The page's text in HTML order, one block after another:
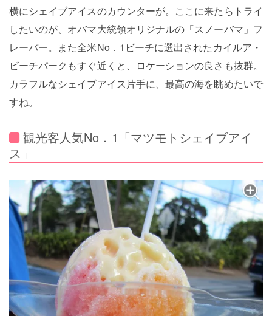
横にシェイブアイスのカウンターが。ここに来たらトライ
したいのが、オバマ大統領オリジナルの「スノーバマ」フ
レーバー。また全米No．1ビーチに選出されたカイルア・
ビーチパークもすぐ近くと、ロケーションの良さも抜群。
カラフルなシェイブアイス片手に、最高の海を眺めたいで
すね。
観光客人気No．1「マツモトシェイブアイ
ス」